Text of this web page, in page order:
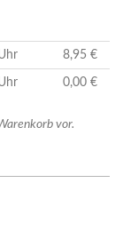
8,95 €
0,00 €
vor.